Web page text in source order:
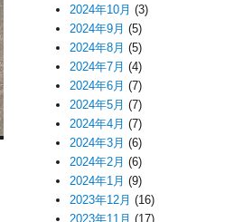
2024年10月 (3)
2024年9月 (5)
2024年8月 (5)
2024年7月 (4)
2024年6月 (7)
2024年5月 (7)
2024年4月 (7)
2024年3月 (6)
2024年2月 (6)
2024年1月 (9)
2023年12月 (16)
2023年11月 (17)